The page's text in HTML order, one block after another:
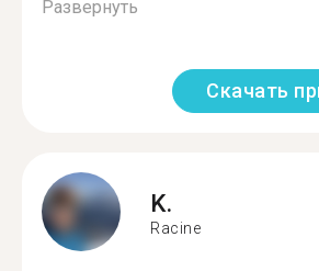
Развернуть
Скачать
K.
Racine